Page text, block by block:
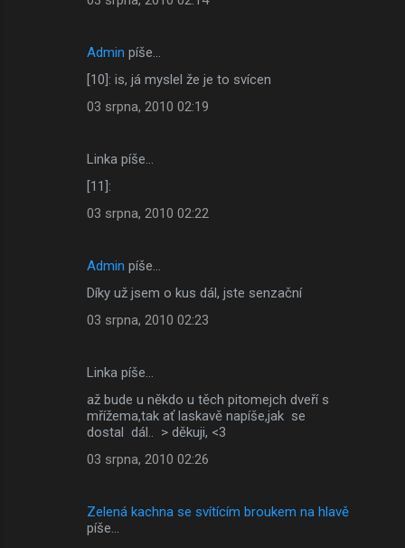
Admin píše…
[10]: is, já myslel že je to svícen
03 srpna, 2010 02:19
Linka píše…
[11]:
03 srpna, 2010 02:22
Admin píše…
Díky už jsem o kus dál, jste senzační
03 srpna, 2010 02:23
Linka píše…
až bude u někdo u těch pitomejch dveří s
mřížema,tak ať laskavě napíše,jak se
dostal dál.. > děkuji, <3
03 srpna, 2010 02:26
Zelená kachna se svítícím broukem na hlavě
píše…